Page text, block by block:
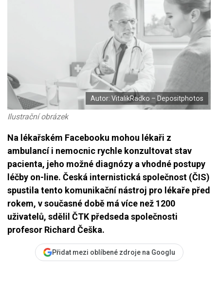
NEMOCI
KALKULAČKY
Autor: VitalikRadko – Depositphotos
Ilustrační obrázek
Na lékařském Facebooku mohou lékaři z
ambulancí i nemocnic rychle konzultovat stav
pacienta, jeho možné diagnózy a vhodné postupy
léčby on-line. Česká internistická společnost (ČIS)
spustila tento komunikační nástroj pro lékaře před
rokem, v současné době má více než 1200
uživatelů, sdělil ČTK předseda společnosti
profesor Richard Češka.
Přidat mezi oblíbené zdroje na Googlu